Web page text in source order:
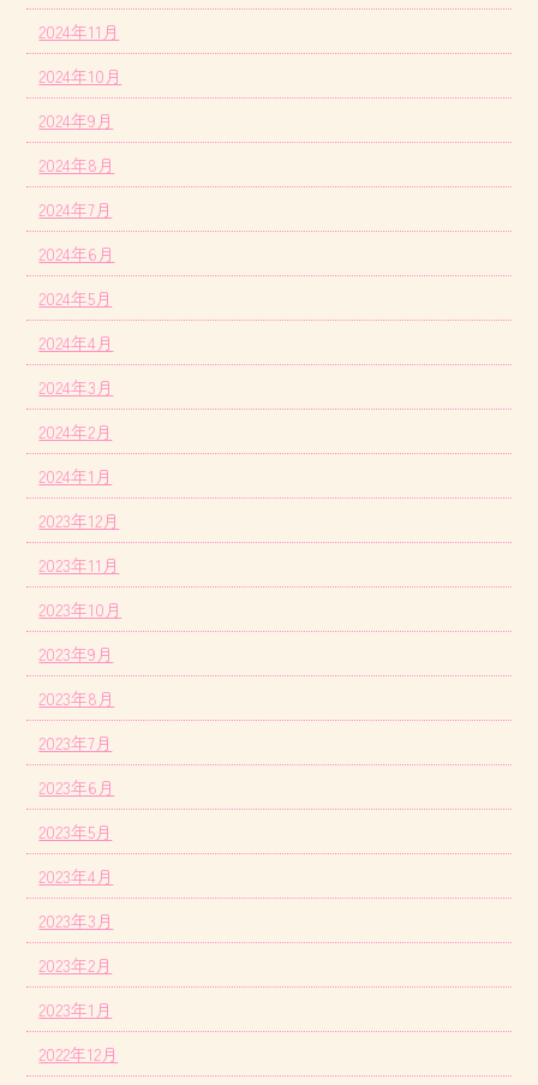
2024年11月
2024年10月
2024年9月
2024年8月
2024年7月
2024年6月
2024年5月
2024年4月
2024年3月
2024年2月
2024年1月
2023年12月
2023年11月
2023年10月
2023年9月
2023年8月
2023年7月
2023年6月
2023年5月
2023年4月
2023年3月
2023年2月
2023年1月
2022年12月